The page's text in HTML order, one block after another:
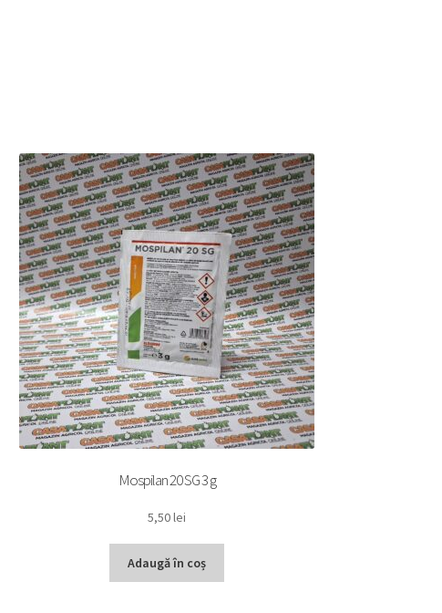
Mospilan 20 SG 3 g
5,50lei
Adaugă în coș